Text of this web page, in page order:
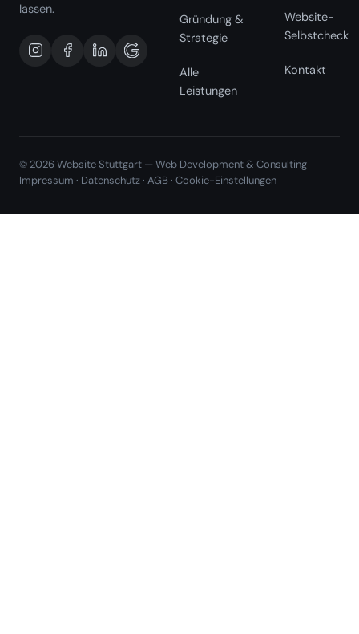
lassen.
Gründung &
Strategie
Alle
Leistungen
Website-
Selbstcheck
Kontakt
© 2026 Website Stuttgart — Web Development & Consulting
Impressum · Datenschutz· AGB · Cookie-Einstellungen